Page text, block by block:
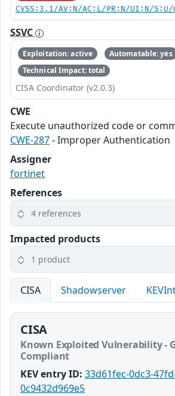
CVSS:3.1/AV:N/AC:L/PR:N/UI:N/
SSVC
Exploitation: active
Automatable: yes
Technical Impact: total
CISA Coordinator (v2.0.3)
CWE
Execute unauthorized code or
CWE-287- Improper Authentication
Assigner
fortinet
References
4 references
Impacted products
1 product
CISA Shadowserver
CISA
Known Exploited Vulnerability -
Compliant
KEV entry ID: 33d61fec-0dc3-
0c9432d969e5